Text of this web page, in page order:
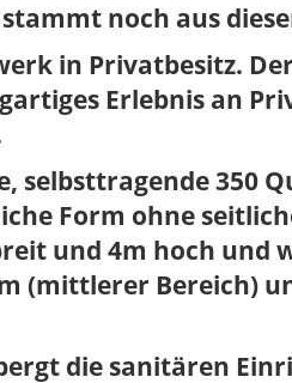
noch aus
in Privatbesitz.
Erlebnis an
selbsttragende 350
Form ohne
und 4m hoch und
(mittlerer Bereich)
die sanitären